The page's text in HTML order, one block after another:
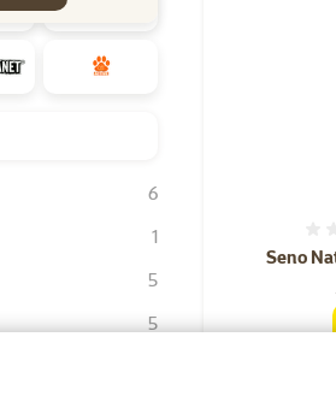
6
1
5
5
Seno